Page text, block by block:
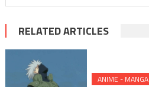
RELATED ARTICLES
ANIME - MANGA